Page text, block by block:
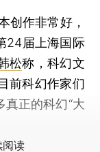
作非常好，
24届上海国际
松称，科幻文
前科幻作家们
正的科幻“大
阅读